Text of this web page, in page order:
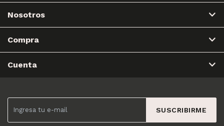
SUSCRIBIRME
Nosotros
Compra
Cuenta